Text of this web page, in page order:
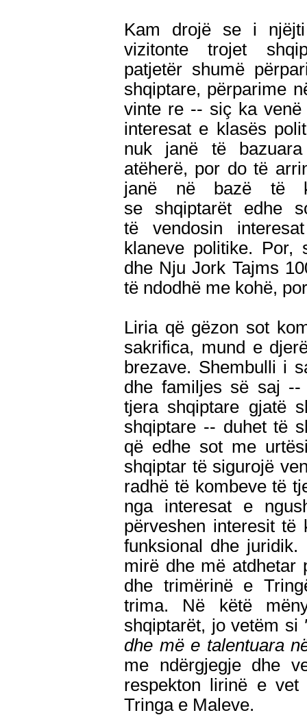
Kam drojë se i
vizitonte trojet
patjetër shumë
shqiptare, përparime
vinte re -- siç ka
interesat e klasës
nuk janë të
atëherë, por do të
janë në bazë të
se shqiptarët edhe
të vendosin
klaneve politike.
dhe Nju Jork Tajms
të ndodhë me kohë,
Liria që gëzon sot
sakrifica, mund e
brezave. Shembulli i
dhe familjes së saj
tjera shqiptare gjatë
shqiptare -- duhet të
që edhe sot me
shqiptar të sigurojë
radhë të kombeve të
nga interesat e
përveshen interesit
funksional dhe
mirë dhe më atdhetar
dhe trimërinë e
trima. Në këtë
shqiptarët, jo vetëm si
dhe më e talentuara
me ndërgjegje dhe
respekton lirinë e
Tringa e Maleve.